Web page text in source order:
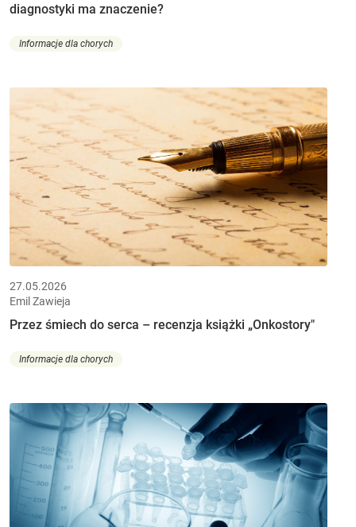
diagnostyki ma znaczenie?
Informacje dla chorych
27.05.2026
Emil Zawieja
Przez śmiech do serca – recenzja książki „Onkostory"
Informacje dla chorych